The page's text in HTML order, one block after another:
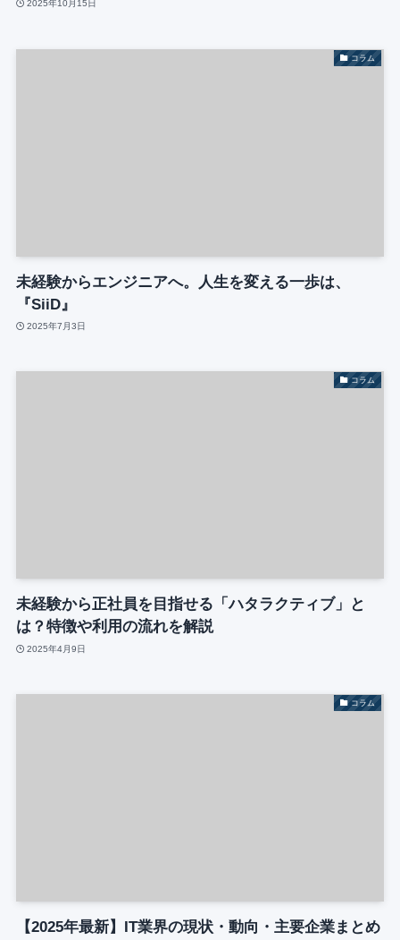
2025年10月15日
コラム
未経験からエンジニアへ。人生を変える一歩は、
『SiiD』
2025年7月3日
コラム
未経験から正社員を目指せる「ハタラクティブ」と
は？特徴や利用の流れを解説
2025年4月9日
コラム
【2025年最新】IT業界の現状・動向・主要企業まとめ